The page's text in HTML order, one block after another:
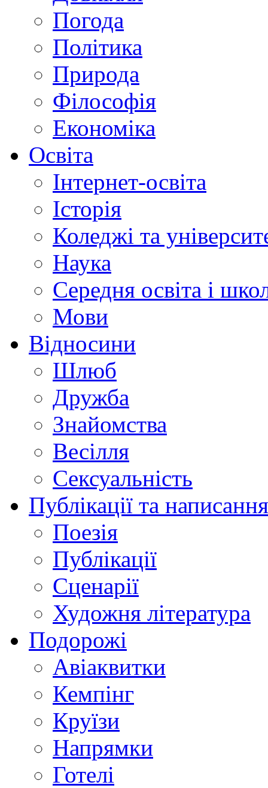
Погода
Політика
Природа
Філософія
Економіка
Освіта
Інтернет-освіта
Історія
Коледжі та
Наука
Середня освіта і
Мови
Відносини
Шлюб
Дружба
Знайомства
Весілля
Сексуальність
Публікації та
Поезія
Публікації
Сценарії
Художня література
Подорожі
Авіаквитки
Кемпінг
Круїзи
Напрямки
Готелі